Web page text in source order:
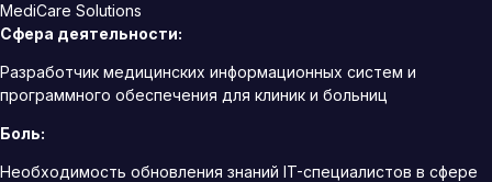
MediCare Solutions
Сфера деятельности:
Разработчик медицинских информационных систем и
программного обеспечения для клиник и больниц
Боль:
Необходимость обновления знаний IT-специалистов в сфере